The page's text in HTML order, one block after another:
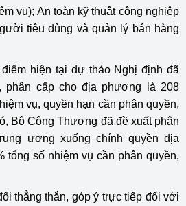
vụ); An toàn kỹ thuật công nghiệp
tiêu dùng và quản lý bán hàng
hiện tại dự thảo Nghị định đã
phân cấp cho địa phương là 208
vụ, quyền hạn cần phân quyền,
Bộ Công Thương đã đề xuất phân
ương xuống chính quyền địa
tổng số nhiệm vụ cần phân quyền,
thẳng thắn, góp ý trực tiếp đối với